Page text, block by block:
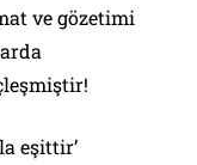
ve gözetimi
eşittir’